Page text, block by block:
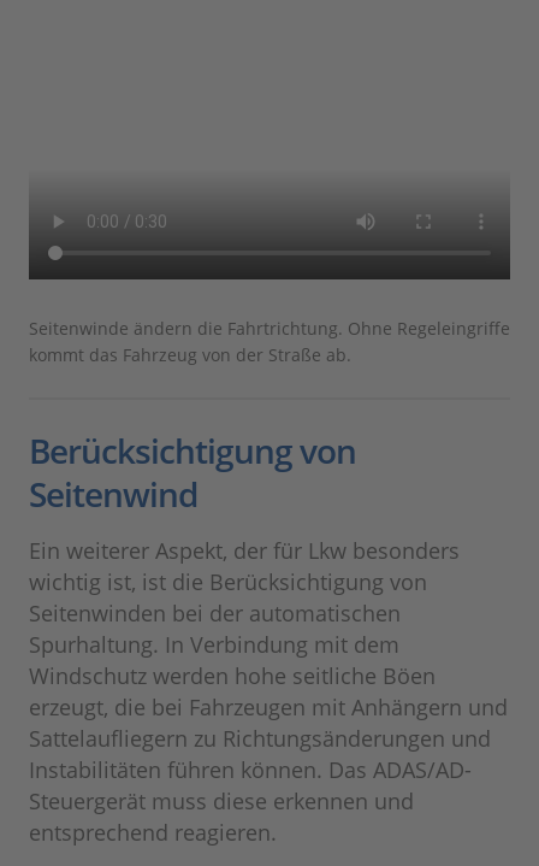
Seitenwinde ändern die Fahrtrichtung. Ohne Regeleingriffe
kommt das Fahrzeug von der Straße ab.
Berücksichtigung von
Seitenwind
Ein weiterer Aspekt, der für Lkw besonders
wichtig ist, ist die Berücksichtigung von
Seitenwinden bei der automatischen
Spurhaltung. In Verbindung mit dem
Windschutz werden hohe seitliche Böen
erzeugt, die bei Fahrzeugen mit Anhängern und
Sattelaufliegern zu Richtungsänderungen und
Instabilitäten führen können. Das ADAS/AD-
Steuergerät muss diese erkennen und
entsprechend reagieren.